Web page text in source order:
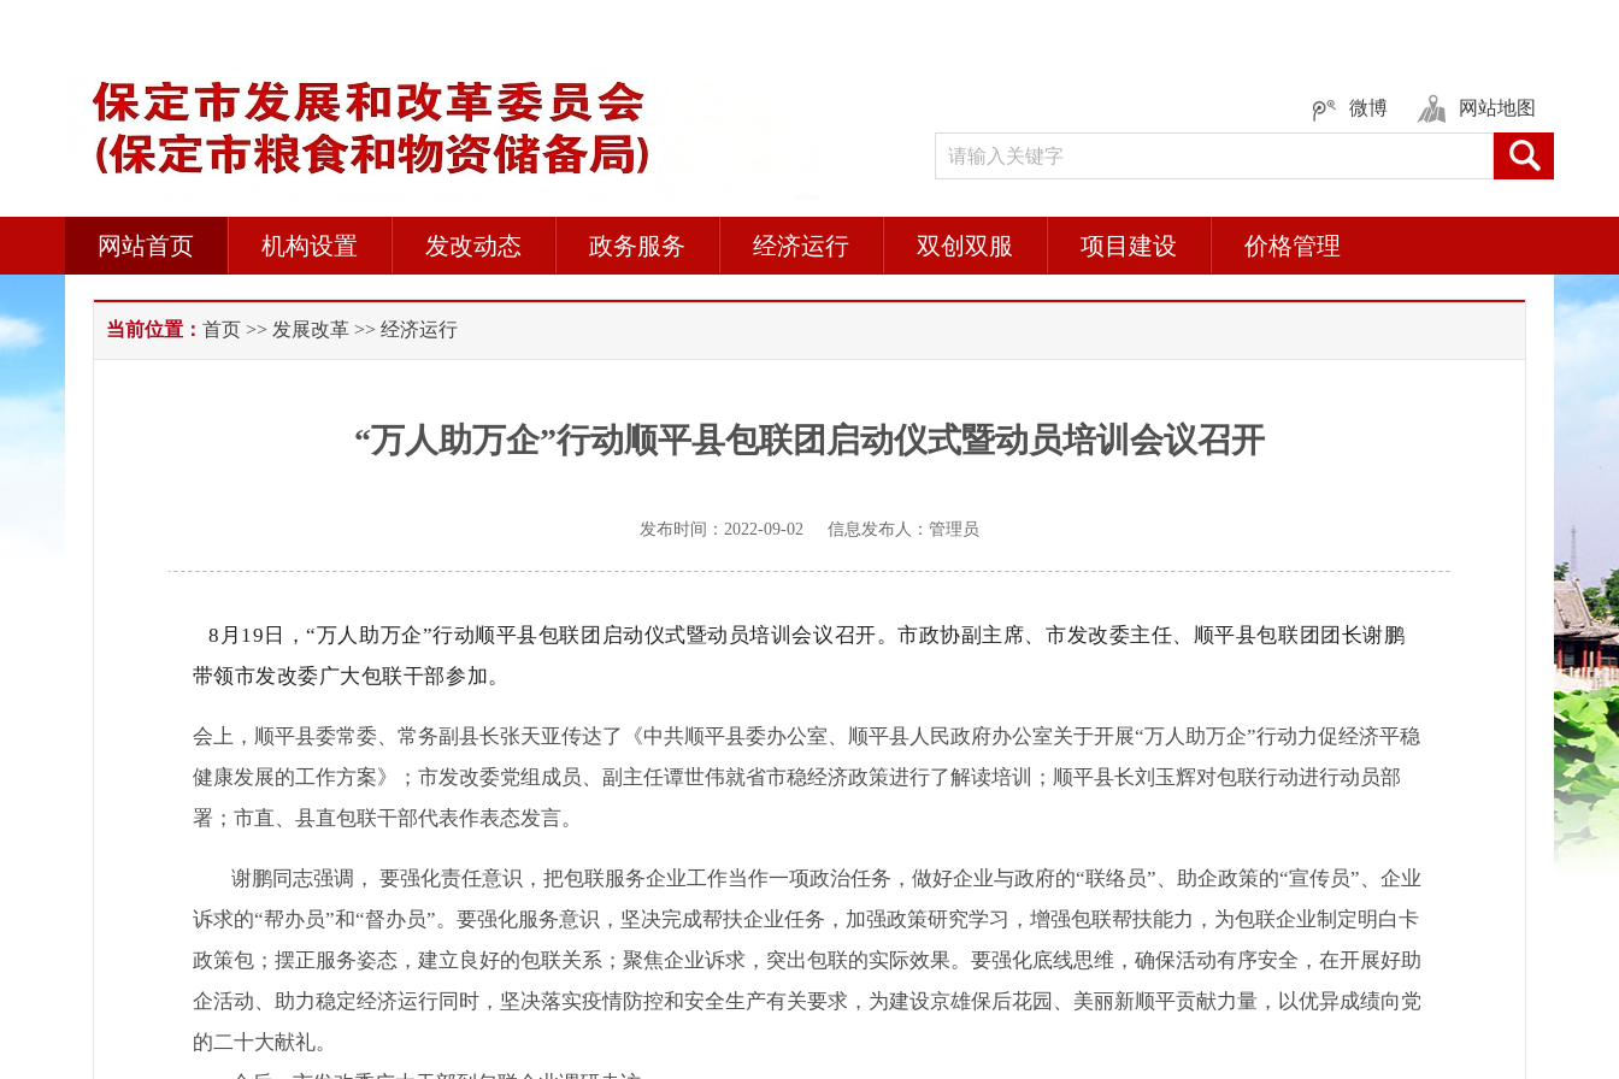
微博 网站地图
网站首页 机构设置 发改动态 政务服务 经济运行 双创双服 项目建设 价格管理
当前位置： 首页 >> 发展改革 >> 经济运行
“万人助万企”行动顺平县包联团启动仪式暨动员培训会议召开
发布时间：2022-09-02 信息发布人：管理员
8月19日，“万人助万企”行动顺平县包联团启动仪式暨动员培训会议召开。市政协副主席、市发改委主任、顺平县包联团团长谢鹏
带领市发改委广大包联干部参加。
会上，顺平县委常委、常务副县长张天亚传达了《中共顺平县委办公室、顺平县人民政府办公室关于开展“万人助万企”行动力促经济平稳
健康发展的工作方案》；市发改委党组成员、副主任谭世伟就省市稳经济政策进行了解读培训；顺平县长刘玉辉对包联行动进行动员部
署；市直、县直包联干部代表作表态发言。
谢鹏同志强调， 要强化责任意识，把包联服务企业工作当作一项政治任务，做好企业与政府的“联络员”、助企政策的“宣传员”、企业
诉求的“帮办员”和“督办员”。要强化服务意识，坚决完成帮扶企业任务，加强政策研究学习，增强包联帮扶能力，为包联企业制定明白卡
政策包；摆正服务姿态，建立良好的包联关系；聚焦企业诉求，突出包联的实际效果。要强化底线思维，确保活动有序安全，在开展好助
企活动、助力稳定经济运行同时，坚决落实疫情防控和安全生产有关要求， 为建设京雄保后花园、美丽新顺平贡献力量，以优异成绩向党
的二十大献礼。